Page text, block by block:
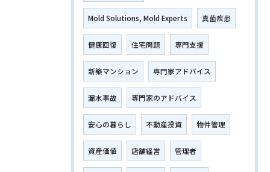
Mold Solutions, Mold Experts 真菌疾患
健康回復 住宅問題 専門支援
新築マンション 専門家アドバイス
漏水事故 専門家のアドバイス
安心の暮らし 不動産投資 物件管理
資産価値 店舗経営 管理者